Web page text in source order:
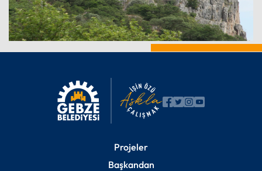
Projeler
Başkandan